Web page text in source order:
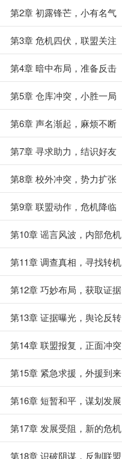
第2章 初露锋芒，小有名气
第3章 危机四伏，联盟关注
第4章 暗中布局，准备反击
第5章 仓库冲突，小胜一局
第6章 声名渐起，麻烦不断
第7章 寻求助力，结识好友
第8章 校外冲突，势力扩张
第9章 联盟动作，危机降临
第10章 谣言风波，内部危机
第11章 调查真相，寻找转机
第12章 巧妙布局，获取证据
第13章 证据曝光，舆论反转
第14章 联盟报复，正面冲突
第15章 紧急求援，外援到来
第16章 短暂和平，谋划发展
第17章 发展受阻，新的危机
第18章 识破阴谋，反制联盟